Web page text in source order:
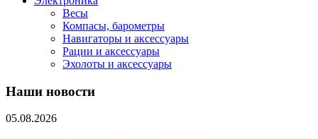
Весы
Компасы, барометры
Навигаторы и аксессуары
Рации и аксессуары
Эхолоты и аксессуары
Наши новости
05.08.2026